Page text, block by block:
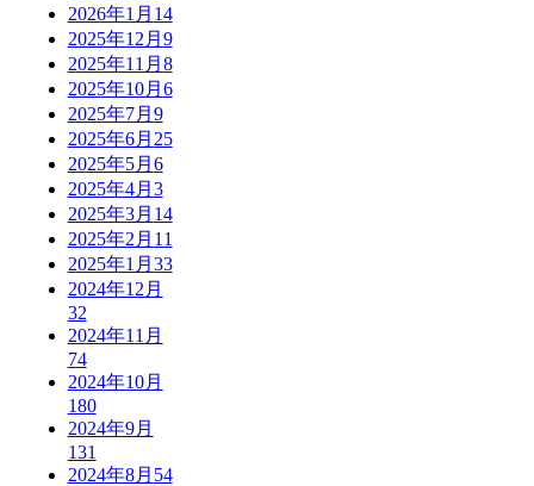
2026年1月 14
2025年12月 9
2025年11月 8
2025年10月 6
2025年7月 9
2025年6月 25
2025年5月 6
2025年4月 3
2025年3月 14
2025年2月 11
2025年1月 33
2024年12月
32
2024年11月
74
2024年10月
180
2024年9月
131
2024年8月 54